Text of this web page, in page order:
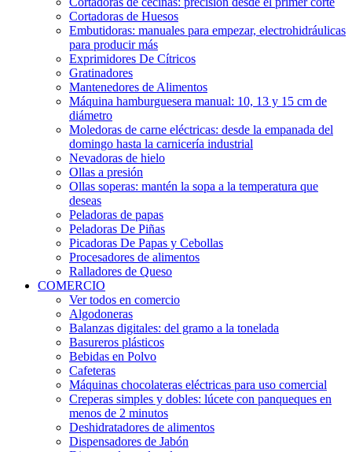
Cortadoras de Huesos
Embutidoras: manuales para empezar, electrohidráulicas
para producir más
Exprimidores De Cítricos
Gratinadores
Mantenedores de Alimentos
Máquina hamburguesera manual: 10, 13 y 15 cm de
diámetro
Moledoras de carne eléctricas: desde la empanada del
domingo hasta la carnicería industrial
Nevadoras de hielo
Ollas a presión
Ollas soperas: mantén la sopa a la temperatura que
deseas
Peladoras de papas
Peladoras De Piñas
Picadoras De Papas y Cebollas
Procesadores de alimentos
Ralladores de Queso
COMERCIO
Ver todos en comercio
Algodoneras
Balanzas digitales: del gramo a la tonelada
Basureros plásticos
Bebidas en Polvo
Cafeteras
Máquinas chocolateras eléctricas para uso comercial
Creperas simples y dobles: lúcete con panqueques en
menos de 2 minutos
Deshidratadores de alimentos
Dispensadores de Jabón